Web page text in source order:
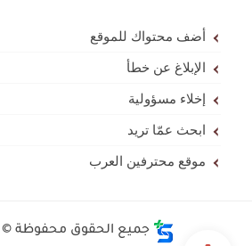
أضف محتواك للموقع
الإبلاغ عن خطأ
إخلاء مسؤولية
ابحث عمّا تريد
موقع محترفين العرب
جميع الحقوق محفوظة ©